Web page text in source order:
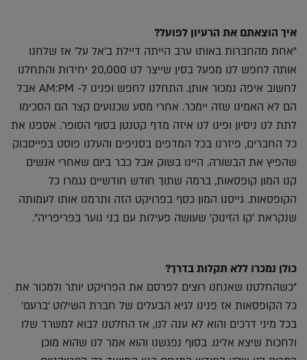
איך הוצאתם את הרעיון לפועל?
"אחת מהחברות באותו ערב הייתה דיילת ב'אל על' אז שלחנו
אותה לחפש לנו מפעל בסין שייצר לנו 20,000 יחידות והתחלנו
לחשוב איפה נמכור אותן. התחלנו לחפש ופנינו ל- AM:PM אבל
הם לא האמינו שזה יימכר. אחרי מסע שכנועים קצר הם הסכימו
לתת לנו ניסיון ופינו לנו איזה מדף קטנטן בסוף הסופר. אספנו את
כל החברים, פיזרנו בכל המדפים בסניפים והעלנו פוסט בפייסבוק
שהפיץ את הבשורה. היינו בשוק אבל כבר ביום שאחרי אנשים
קנו המון קופסאות, ברמה שתוך חודש חודשיים נגמרו כל
הקופסאות. גייסנו המון כסף בפרויקט הזה ותרמנו אותו לעמותה
שנקראת 'קו הזינוק' שעושה פעילות עם בני נוער בפריפריה".
כולן נמכרו ללא תקלות בדרך?
"כשהחלטנו שאנחנו רוצים לפרסם את הפרויקט יותר ולמכור את
כל הקופסאות אז פנינו לגיא הבעלים של חברת השילוט 'ברעם'
בכל מיני דרכים והוא לא ענה לנו, אז החלטנו לבוא למשרד שלו
ולחכות שיצא אלינו. בסוף נפגשנו והוא אמר לנו שהוא מוכן